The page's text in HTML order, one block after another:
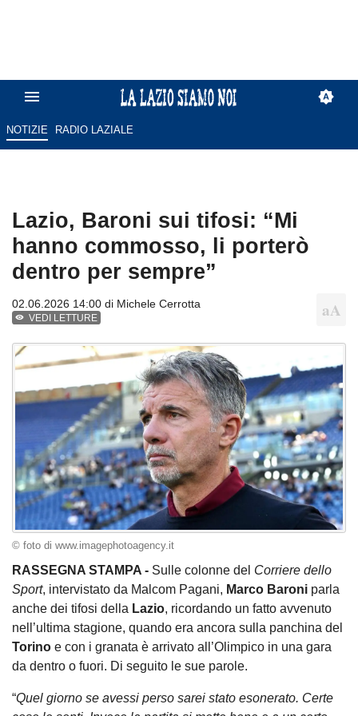
NOTIZIE RADIO LAZIALE
Lazio, Baroni sui tifosi: “Mi
hanno commosso, li porterò
dentro per sempre”
02.06.2026 14:00 di Michele Cerrotta
VEDI LETTURE
© foto di www.imagephotoagency.it
RASSEGNA STAMPA - Sulle colonne del Corriere dello
Sport, intervistato da Malcom Pagani, Marco Baroni parla
anche dei tifosi della Lazio, ricordando un fatto avvenuto
nell’ultima stagione, quando era ancora sulla panchina del
Torino e con i granata è arrivato all’Olimpico in una gara
da dentro o fuori. Di seguito le sue parole.
“Quel giorno se avessi perso sarei stato esonerato. Certe